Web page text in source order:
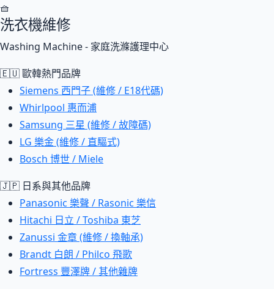
🧺
洗衣機維修
Washing Machine - 家庭洗滌護理中心
🇪🇺 歐韓熱門品牌
Siemens 西門子 (維修 / E18代碼)
Whirlpool 惠而浦
Samsung 三星 (維修 / 故障碼)
LG 樂金 (維修 / 直驅式)
Bosch 博世 / Miele
🇯🇵 日系與其他品牌
Panasonic 樂聲 / Rasonic 樂信
Hitachi 日立 / Toshiba 東芝
Zanussi 金章 (維修 / 換軸承)
Brandt 白朗 / Philco 飛歌
Fortress 豐澤牌 / 其他雜牌